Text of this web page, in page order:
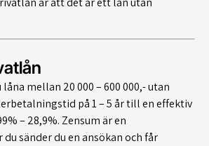
mellan 20 000 – 600 000,- utan
på 1 – 5 år till en effektiv
– 28,9%. Zensum är en
sänder du en ansökan och får